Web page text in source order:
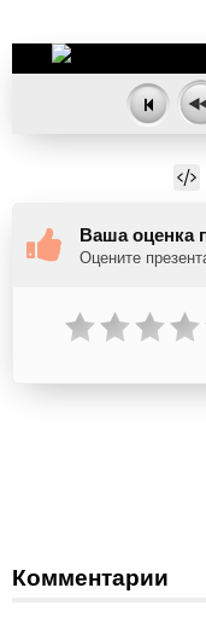
Ваша оценка
Оцените
Комментарии